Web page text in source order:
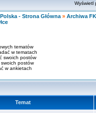
Wyświetl
- Strona Główna » Archiwa
tematów
w tematach
swoich postów
postów
w ankietach
Temat